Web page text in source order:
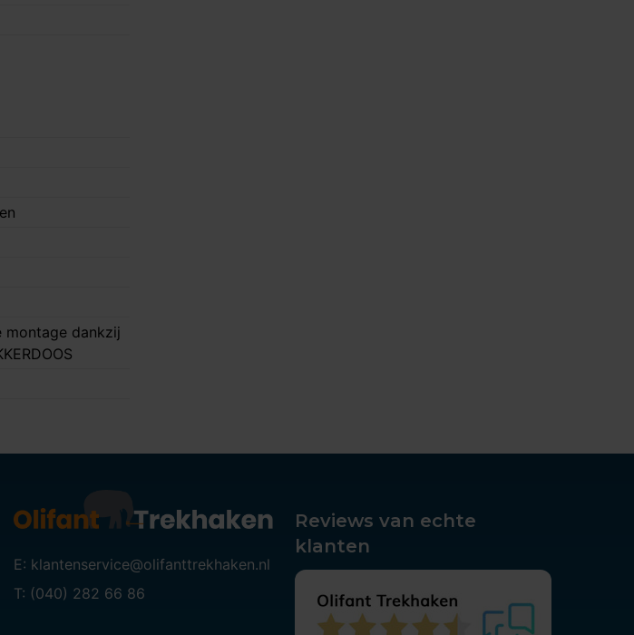
montage dankzij
E: klantenservice@olifanttrekhaken.nl
T: (040) 282 66 86
Reviews van echte
klanten